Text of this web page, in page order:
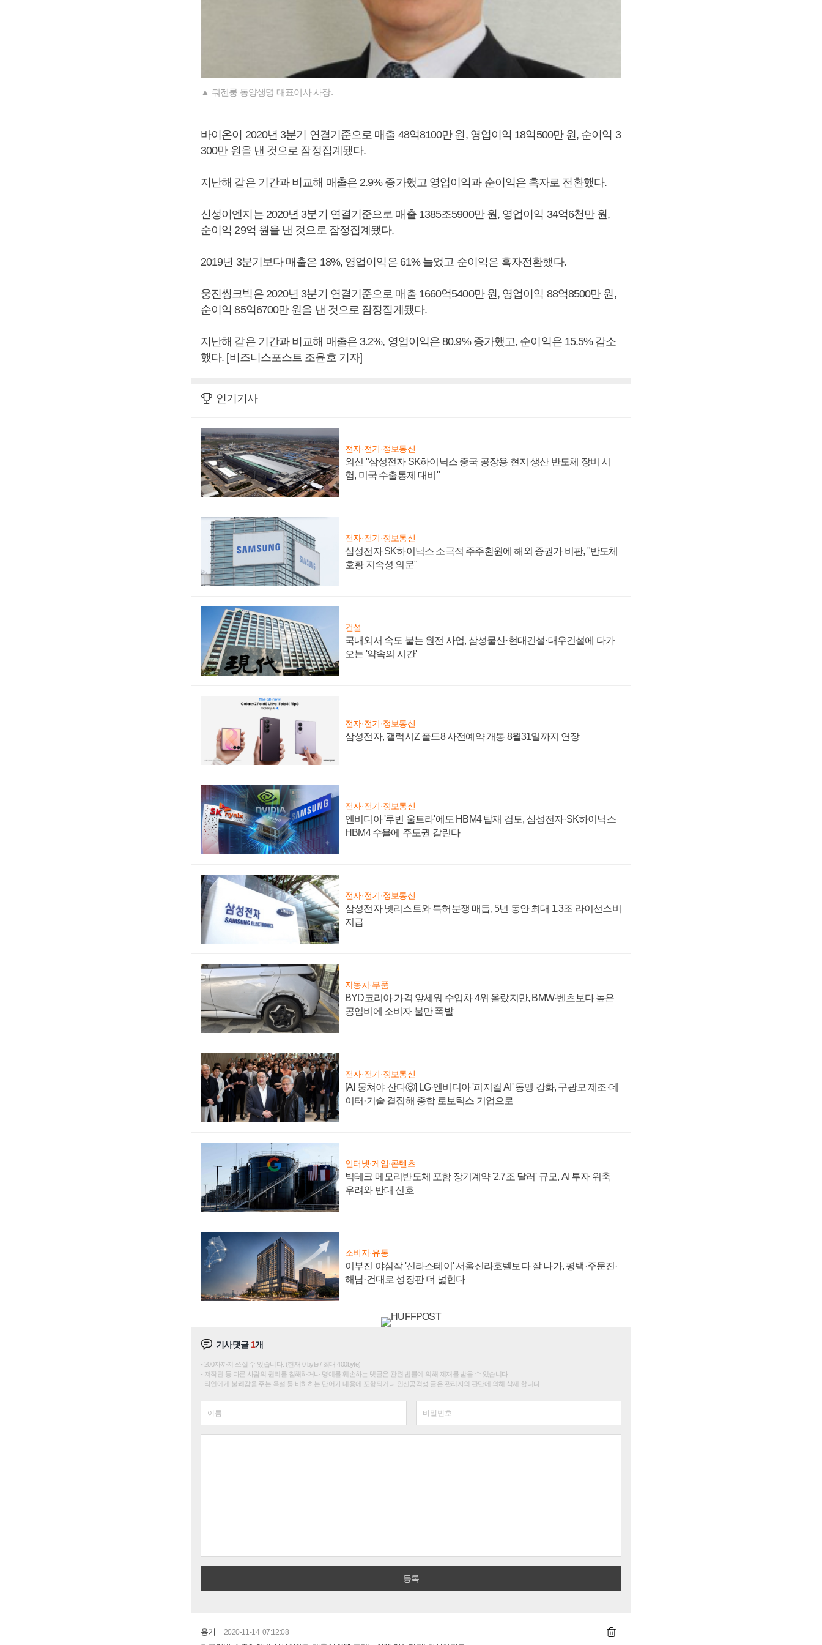
▲ 뤄젠룽 동양생명 대표이사 사장.
바이온이 2020년 3분기 연결기준으로 매출 48억8100만 원, 영업이익 18억500만 원, 순이익 3
300만 원을 낸 것으로 잠정집계됐다.
지난해 같은 기간과 비교해 매출은 2.9% 증가했고 영업이익과 순이익은 흑자로 전환했다.
신성이엔지는 2020년 3분기 연결기준으로 매출 1385조5900만 원, 영업이익 34억6천만 원,
순이익 29억 원을 낸 것으로 잠정집계됐다.
2019년 3분기보다 매출은 18%, 영업이익은 61% 늘었고 순이익은 흑자전환했다.
웅진씽크빅은 2020년 3분기 연결기준으로 매출 1660억5400만 원, 영업이익 88억8500만 원,
순이익 85억6700만 원을 낸 것으로 잠정집계됐다.
지난해 같은 기간과 비교해 매출은 3.2%, 영업이익은 80.9% 증가했고, 순이익은 15.5% 감소
했다. [비즈니스포스트 조윤호 기자]
인기기사
전자·전기·정보통신
외신 "삼성전자 SK하이닉스 중국 공장용 현지 생산 반도체 장비 시
험, 미국 수출통제 대비"
전자·전기·정보통신
삼성전자 SK하이닉스 소극적 주주환원에 해외 증권가 비판, "반도체
호황 지속성 의문"
건설
국내외서 속도 붙는 원전 사업, 삼성물산·현대건설·대우건설에 다가
오는 '약속의 시간'
전자·전기·정보통신
삼성전자, 갤럭시Z 폴드8 사전예약 개통 8월31일까지 연장
전자·전기·정보통신
엔비디아 '루빈 울트라'에도 HBM4 탑재 검토, 삼성전자·SK하이닉스
HBM4 수율에 주도권 갈린다
전자·전기·정보통신
삼성전자 넷리스트와 특허분쟁 매듭, 5년 동안 최대 1.3조 라이선스비
지급
자동차·부품
BYD코리아 가격 앞세워 수입차 4위 올랐지만, BMW·벤츠보다 높은
공임비에 소비자 불만 폭발
전자·전기·정보통신
[AI 뭉쳐야 산다⑧] LG·엔비디아 '피지컬 AI' 동맹 강화, 구광모 제조·데
이터·기술 결집해 종합 로보틱스 기업으로
인터넷·게임·콘텐츠
빅테크 메모리반도체 포함 장기계약 '2.7조 달러' 규모, AI 투자 위축
우려와 반대 신호
소비자·유통
이부진 야심작 '신라스테이' 서울신라호텔보다 잘 나가, 평택·주문진·
해남·건대로 성장판 더 넓힌다
기사댓글 1개
200자까지 쓰실 수 있습니다. (현재 0 byte / 최대 400byte)
저작권 등 다른 사람의 권리를 침해하거나 명예를 훼손하는 댓글은 관련 법률에 의해 제재를 받을 수 있습니다.
타인에게 불쾌감을 주는 욕설 등 비하하는 단어가 내용에 포함되거나 인신공격성 글은 관리자의 판단에 의해 삭제 합니다.
용기 2020-11-14 07:12:08